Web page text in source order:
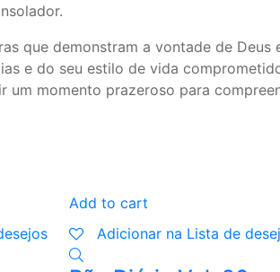
que demonstram a vontade de Deus
e do seu estilo de vida
um momento prazeroso para
Add to cart
Adicionar na Lista de